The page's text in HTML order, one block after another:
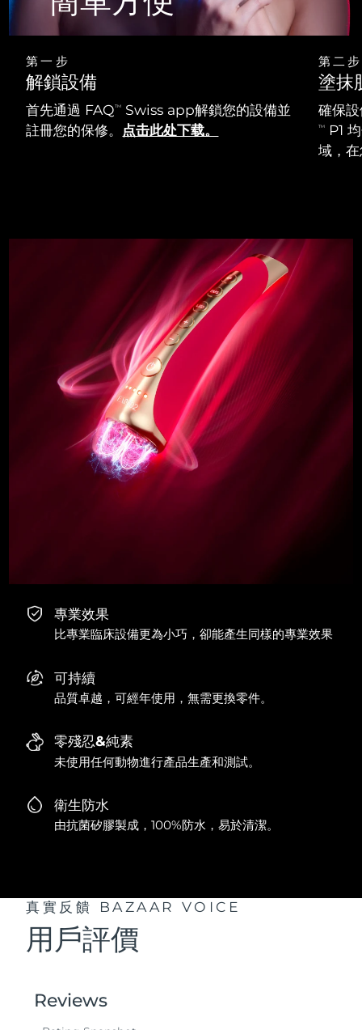
第一步
解鎖設備
首先通過 FAQTM
Swiss app解鎖您的設備並
註冊您的保修。 点击此处下载。
第二步
塗抹
確保
TMP1
域，
專業效果
比專業臨床設備更為小巧，卻能產生同樣的專業效果
可持續
品質卓越，可經年使用，無需更換零件。
零殘忍&純素
未使用任何動物進行產品生產和測試。
衛生防水
由抗菌矽膠製成，100%防水，易於清潔。
真實反饋 BAZAAR VOICE
用戶評價